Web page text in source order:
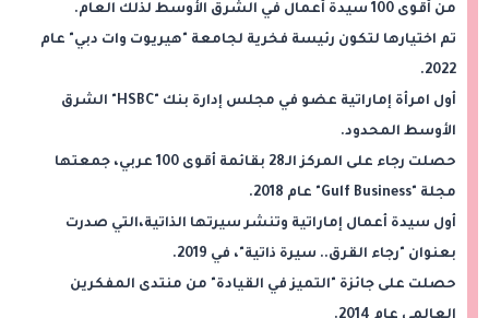
من أقوى 100 سيدة أعمال في الشرق الأوسط لذلك العام.
تم اختيارها لتكون رئيسة فخرية لجامعة "هيريوت وات دبي" عام
2022.
أول امرأة إماراتية عضو في مجلس إدارة بنك "HSBC" الشرق
الأوسط المحدود.
حصلت رجاء على المركز الـ28 بقائمة أقوى 100 عربي، جمعتها
مجلة "Gulf Business" عام 2018.
أول سيدة أعمال إماراتية وتنشر سيرتها الذاتية،التي صدرت
بعنوان "رجاء القرق.. سيرة ذاتية"، في 2019.
حصلت على جائزة "التميز في القيادة" من منتدى المفكرين